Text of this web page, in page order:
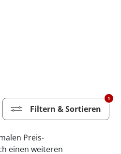
Filtern & Sortieren
1
Preis-
einen weiteren